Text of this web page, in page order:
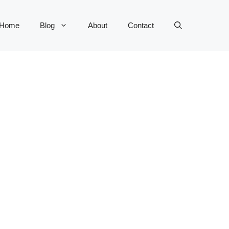
Blog About Contact